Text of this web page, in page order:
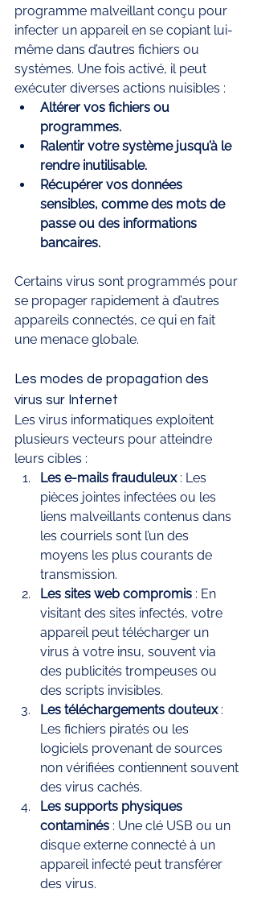
programme malveillant conçu pour
infecter un appareil en se copiant lui-
même dans d’autres fichiers ou
systèmes. Une fois activé, il peut
exécuter diverses actions nuisibles :
Altérer vos fichiers ou
programmes.
Ralentir votre système jusqu’à le
rendre inutilisable.
Récupérer vos données
sensibles, comme des mots de
passe ou des informations
bancaires.
Certains virus sont programmés pour
se propager rapidement à d’autres
appareils connectés, ce qui en fait
une menace globale.
Les modes de propagation des
virus sur Internet
Les virus informatiques exploitent
plusieurs vecteurs pour atteindre
leurs cibles :
Les e-mails frauduleux : Les
pièces jointes infectées ou les
liens malveillants contenus dans
les courriels sont l’un des
moyens les plus courants de
transmission.
Les sites web compromis : En
visitant des sites infectés, votre
appareil peut télécharger un
virus à votre insu, souvent via
des publicités trompeuses ou
des scripts invisibles.
Les téléchargements douteux :
Les fichiers piratés ou les
logiciels provenant de sources
non vérifiées contiennent souvent
des virus cachés.
Les supports physiques
contaminés : Une clé USB ou un
disque externe connecté à un
appareil infecté peut transférer
des virus.